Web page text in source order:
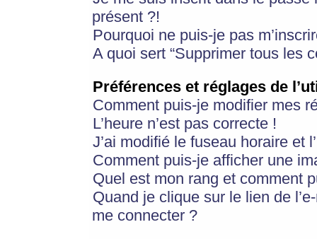
présent ?!
Pourquoi ne puis-je pas
A quoi sert “Supprimer tous les
Préférences et réglages de
Comment puis-je modifier mes
L’heure n’est pas correcte !
J’ai modifié le fuseau horaire et
Comment puis-je afficher une
Quel est mon rang et comment
Quand je clique sur le lien de
me connecter ?